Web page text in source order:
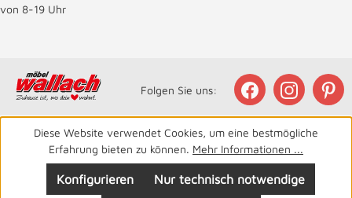
von 8-19 Uhr
Folgen Sie uns:
Diese Website verwendet Cookies, um eine bestmögliche
Erfahrung bieten zu können. Mehr Informationen ...
Nur technisch notwendige
Konfigurieren